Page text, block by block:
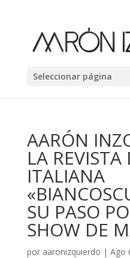
Seleccionar página
AARÓN
LA REVISTA
ITALIANA
SU PASO
SHOW DE
por aaronizquierdo | Ago